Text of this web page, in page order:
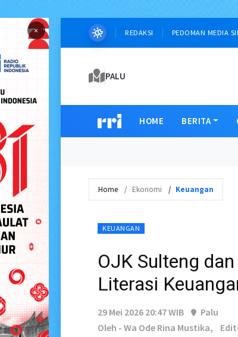
× REDAKSI PEDOMAN MEDIA
PALU
HOME BERITA
Home Ekonomi Keuangan
KEUANGAN
OJK Sulteng
Literasi
29 Mei 2026 20:47 WIB
Palu
Oleh - Wa Ode Rina Mustika,